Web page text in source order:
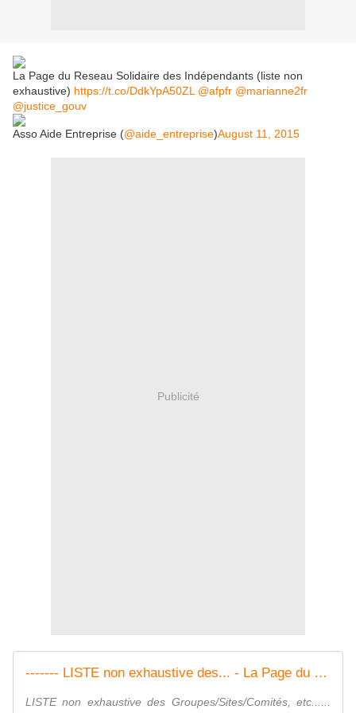
La Page du Reseau Solidaire des Indépendants (liste non
exhaustive) https://t.co/DdkYpA50ZL @afpfr @marianne2fr
@justice_gouv
Asso Aide Entreprise (@aide_entreprise)August 11, 2015
Publicité
------- LISTE non exhaustive des... - La Page du Reseau Solidaire des Indépendants | Facebook
LISTE non exhaustive des Groupes/Sites/Comités, etc......